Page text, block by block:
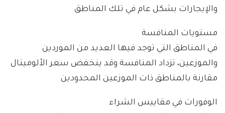
والإيجارات بشكل عام في تلك المناطق
مستويات المنافسة
في المناطق التي توجد فيها العديد من الموردين
والموزعين، تزداد المنافسة وقد ينخفض سعر الألوميتال
مقارنة بالمناطق ذات الموزعين المحدودين
الوفورات في مقاييس الشراء